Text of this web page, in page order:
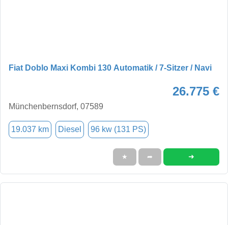
Fiat Doblo Maxi Kombi 130 Automatik / 7-Sitzer / Navi
26.775 €
Münchenbernsdorf, 07589
19.037 km Diesel 96 kw (131 PS)
★ ➦ ➜